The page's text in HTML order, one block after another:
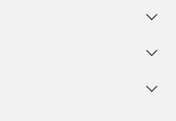
Kommoden